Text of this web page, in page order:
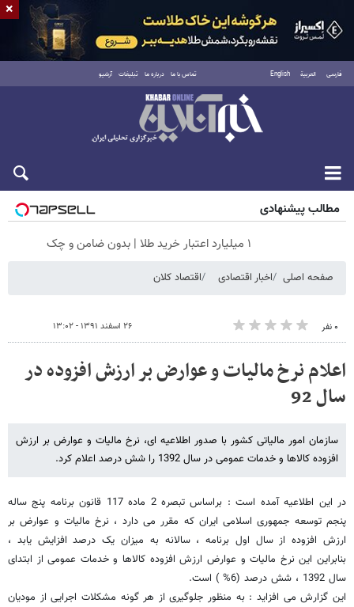
فارسی العربية English تماس با ما درباره ما تبلیغات آرشیو
شنبه ۱۷ مرداد ۱۴۰۵
مطالب پیشنهادی
۱ میلیارد اعتبار خرید طلا | بدون ضامن و چک
صفحه اصلی اخبار اقتصادی اقتصاد کلان
۰ نفر ۲۶ اسفند ۱۳۹۱ - ۱۳:۰۲
اعلام نرخ مالیات و عوارض بر ارزش افزوده در
سال 92
سازمان امور مالیاتی کشور با صدور اطلاعیه ای، نرخ مالیات و عوارض بر ارزش
افزوده کالاها و خدمات عمومی در سال 1392 را شش درصد اعلام کرد.
در این اطلاعیه آمده است : براساس تبصره 2 ماده 117 قانون برنامه پنج ساله
پنجم توسعه جمهوری اسلامی ایران که مقرر می دارد ،‌ نرخ مالیات و عوارض بر
ارزش افزوده از سال اول برنامه ، سالانه به میزان یک درصد افزایش یابد ،
بنابراین این نرخ مالیات و عوارض ارزش افزوده کالاها و خدمات عمومی از ابتدای
سال 1392 ، شش درصد (6% ) است.
این گزارش می افزاید : به منظور جلوگیری از هر گونه مشکلات اجرایی از مودیان
×